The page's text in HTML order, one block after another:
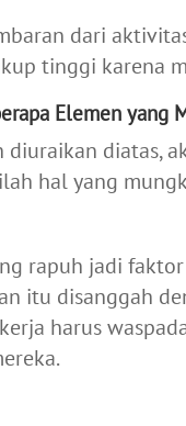
dari
tinggi karena
Elemen yang
diuraikan diatas,
hal yang
rapuh jadi
itu disanggah
harus